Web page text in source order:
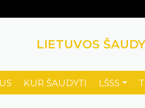
LIETUVOS
KUR ŠAUDYTI LŠSS